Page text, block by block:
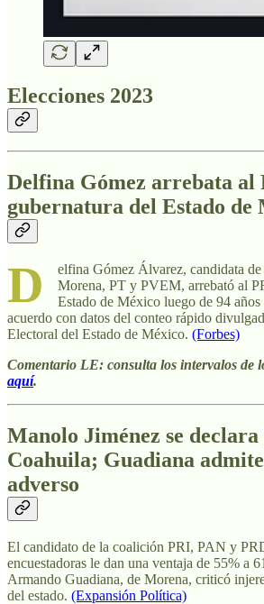
Elecciones 2023
Delfina Gómez arrebata al
gubernatura del Estado de
D
elfina Gómez Álvarez, candidata
Morena, PT y PVEM, arrebató al
Estado de México luego de 94 años
acuerdo con datos del conteo rápido
Electoral del Estado de México. (Forbes)
Comentario LE: consulta los intervalos de
aquí.
Manolo Jiménez se declara
Coahuila; Guadiana
adverso
El candidato de la coalición PRI, PAN y
encuestadoras le dan una ventaja de 55% a
Armando Guadiana, de Morena, criticó
del estado. (Expansión Política)